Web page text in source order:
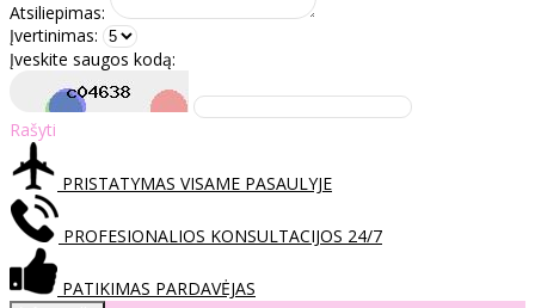
Atsiliepimas:
Įvertinimas:
Įveskite saugos kodą:
Rašyti
PRISTATYMAS VISAME PASAULYJE
PROFESIONALIOS KONSULTACIJOS 24/7
PATIKIMAS PARDAVĖJAS